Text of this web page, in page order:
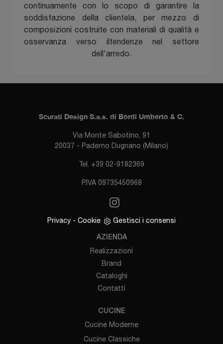
continuamente con lo scopo di garantire la
soddisfazione della clientela, per mezzo di
composizioni costruite con materiali di qualità e
osservanza verso iltendenze nel settore
dell'arredo.
Scurati Design S.a.s. di Bordi Umberto & C.
Via Monte Sabotino, 91
20037 - Paderno Dugnano (Milano)
Tel. +39 02-9182369
P.IVA 09735450968
Privacy - Cookie Gestisci i consensi
AZIENDA
Realizzazioni
Brand
Cataloghi
Contatti
CUCINE
Cucine Moderne
Cucine Classiche